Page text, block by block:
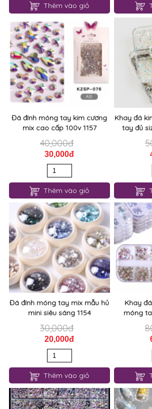
Thêm vào giỏ
Đá đính móng tay kim cương
mix cao cấp 100v 1157
40,000đ
30,000đ
Thêm vào giỏ
Khay đá
tay đủ
Đá đính móng tay mix mẫu hủ
mini siêu sáng 1154
30,000đ
20,000đ
Thêm vào giỏ
Khay
móng